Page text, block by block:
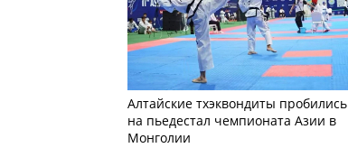
Алтайские тхэквондиты пробились
на пьедестал чемпионата Азии в
Монголии